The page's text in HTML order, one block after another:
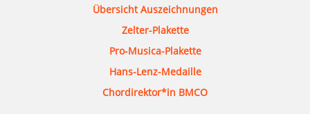
Übersicht Auszeichnungen
Zelter-Plakette
Pro-Musica-Plakette
Hans-Lenz-Medaille
Chordirektor*in BMCO